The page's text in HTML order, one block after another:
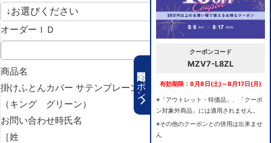
期間限定クーポン
クーポンコード
MZV7-L8ZL
有効期限：8月8日(土)～8月17日(月)
※「アウトレット・特価品」、「クーポ
ン対象外商品」には適用されません。
※その他のクーポンとの併用は出来ませ
ん
オーダーＩＤ
商品名
掛けふとんカバー サテンプレーン グリーン
（キング グリーン）
お問い合わせ時氏名
［姓